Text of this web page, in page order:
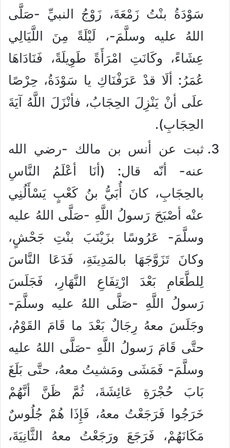
سَوْدَةُ بنْتُ زَمْعَةَ، زَوْجُ النبيِّ -صَلَّى
اللهُ عليه وسلَّمَ-، لَيْلَةً مِنَ اللَّيَالِي
عِشَاءً، وكَانَتِ امْرَأَةً طَوِيلَةً، فَنَادَاهَا
عُمَرُ: ألَا قدْ عَرَفْنَاكِ يا سَوْدَةُ، حِرْصًا
علَى أنْ يَنْزِلَ الحِجَابُ، فأنْزَلَ اللَّهُ آيَةَ
الحِجَابِ).
ثبت عن أنس بن مالك -رضي الله
عنه- أنّه قال: (أنَا أعْلَمُ النَّاسِ
بالحِجَابِ، كانَ أُبَيُّ بنُ كَعْبٍ يَسْأَلُنِي
عنْه أصْبَحَ رَسولُ اللَّهِ -صَلَّى اللهُ عليه
وسلَّمَ- عَرُوسًا بزَيْنَبَ بنْتِ جَحْشٍ،
وكانَ تَزَوَّجَهَا بالمَدِينَةِ، فَدَعَا النَّاسَ
لِلطَّعَامِ بَعْدَ ارْتِفَاعِ النَّهَارِ، فَجَلَسَ
رَسولُ اللَّهِ -صَلَّى اللهُ عليه وسلَّمَ-
وجَلَسَ معهُ رِجَالٌ بَعْدَ ما قَامَ القَوْمُ،
حتَّى قَامَ رَسولُ اللَّهِ -صَلَّى اللهُ عليه
وسلَّمَ- فَمَشَى ومَشيتُ معهُ، حتَّى بَلَغَ
بَابَ حُجْرَةِ عَائِشَةَ، ثُمَّ ظَنَّ أنَّهُمْ
خَرَجُوا فَرَجَعْتُ معهُ، فَإِذَا هُمْ جُلُوسٌ
مَكَانَهُمْ، فَرَجَعَ ورَجَعْتُ معهُ الثَّانِيَةَ،